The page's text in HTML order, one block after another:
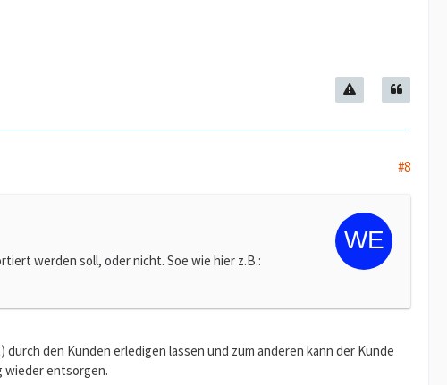
#8
werden soll, oder nicht. Soe wie hier z.B.:
den Kunden erledigen lassen und zum anderen kann der Kunde
wieder entsorgen.